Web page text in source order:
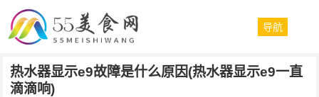
导航
热水器显示e9故障是什么原因(热水器显示e9一直
滴滴响)